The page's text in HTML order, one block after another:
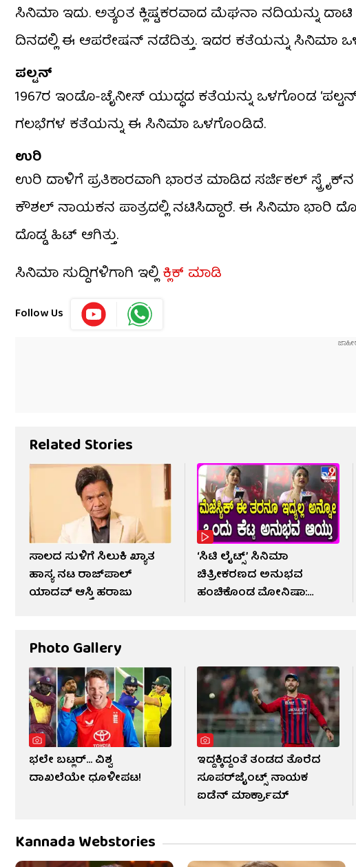
ಸಿನಿಮಾ ಇದು. ಅತ್ಯಂತ ಕ್ಲಿಷ್ಟಕರವಾದ ಮೆಘನಾ ನದಿಯನ್ನು
ದಿನದಲ್ಲಿ ಈ ಆಪರೇಷನ್ ನಡೆದಿತ್ತು. ಇದರ ಕತೆಯನ್ನು ಸಿನಿಮಾ
ಪಲ್ಟನ್
1967ರ ಇಂಡೊ-ಚೈನೀಸ್ ಯುದ್ಧದ ಕತೆಯನ್ನು ಒಳಗೊಂಡ
ಗಲಭೆಗಳ ಕತೆಯನ್ನು ಈ ಸಿನಿಮಾ ಒಳಗೊಂಡಿದೆ.
ಉರಿ
ಉರಿ ದಾಳಿಗೆ ಪ್ರತಿಕಾರವಾಗಿ ಭಾರತ ಮಾಡಿದ ಸರ್ಜಿಕಲ್
ಕೌಶಲ್ ನಾಯಕನ ಪಾತ್ರದಲ್ಲಿ ನಟಿಸಿದ್ದಾರೆ. ಈ ಸಿನಿಮಾ ಭಾರಿ
ದೊಡ್ಡ ಹಿಟ್ ಆಗಿತ್ತು.
ಸಿನಿಮಾ ಸುದ್ದಿಗಳಿಗಾಗಿ ಇಲ್ಲಿಕ್ಲಿಕ್ ಮಾಡಿ
Follow Us
Related Stories
ಸಾಲದ ಸುಳಿಗೆ ಸಿಲುಕಿ ಖ್ಯಾತ
ಹಾಸ್ಯ ನಟ ರಾಜ್‌ಪಾಲ್
ಯಾದವ್ ಆಸ್ತಿ ಹರಾಜು
‘ಸಿಟಿ ಲೈಟ್ಸ್’ ಸಿನಿಮಾ
ಚಿತ್ರೀಕರಣದ ಅನುಭವ
ಹಂಚಿಕೊಂಡ ಮೋನಿಷಾ:
Photo Gallery
ಭಲೇ ಬಟ್ಲರ್... ವಿಶ್ವ
ದಾಖಲೆಯೇ ಧೂಳೀಪಟ!
ಇದ್ದಕ್ಕಿದ್ದಂತೆ ತಂಡದ ತೊರೆದ
ಸೂಪರ್‌ಜೈಂಟ್ಸ್ ನಾಯಕ
ಐಡೆನ್ ಮಾರ್ಕ್ರಾಮ್
Kannada Webstories